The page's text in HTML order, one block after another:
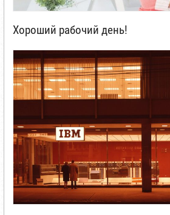
Хороший рабочий день!